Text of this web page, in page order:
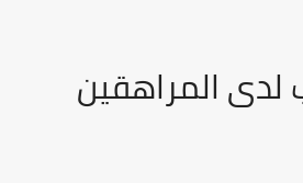
لدى المراهقين